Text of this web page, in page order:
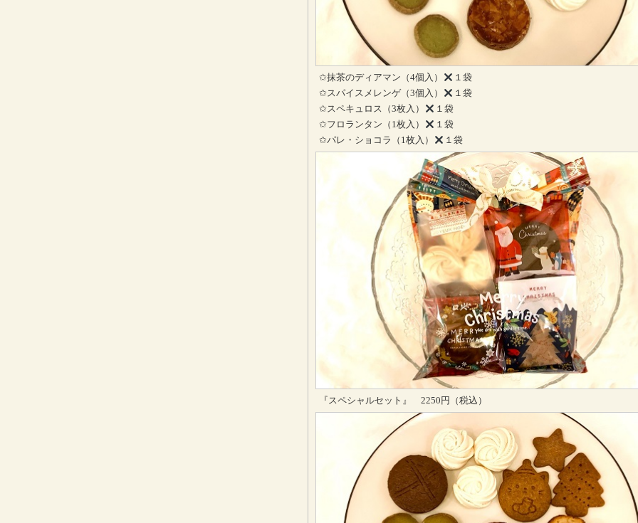
✩抹茶のディアマン（4個入）
１袋
✩スパイスメレンゲ（3個入）
１袋
✩スペキュロス（3枚入）
１袋
✩フロランタン（1枚入）
１袋
✩パレ・ショコラ（1枚入）
１袋
『スペシャルセット』 2250円（税込）